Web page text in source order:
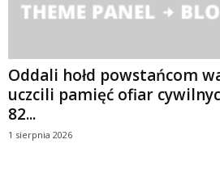
Oddali hołd powstańcom
uczcili pamięć ofiar
82...
1 sierpnia 2026